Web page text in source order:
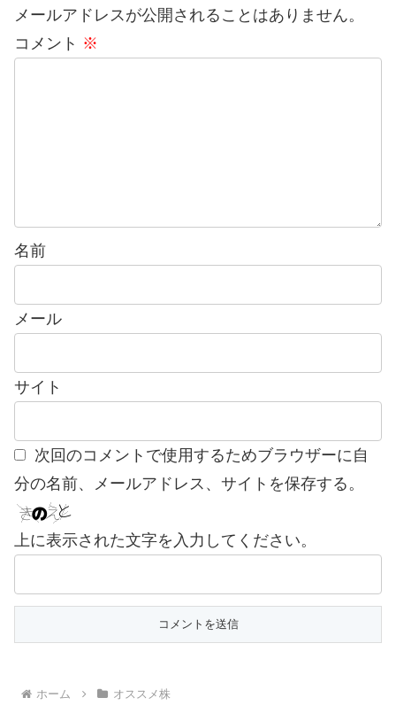
メールアドレスが公開されることはありません。
コメント ※
名前
メール
サイト
次回のコメントで使用するためブラウザーに自
分の名前、メールアドレス、サイトを保存する。
上に表示された文字を入力してください。
ホーム オススメ株